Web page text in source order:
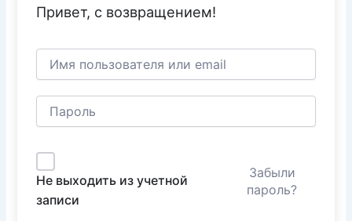
Привет, с возвращением!
Не выходить из учетной
записи
Забыли
пароль?